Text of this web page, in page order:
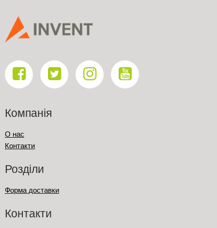
Компанія
О нас
Контакти
Розділи
Форма доставки
Контакти